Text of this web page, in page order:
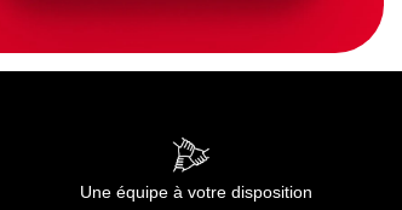
Une équipe à votre disposition